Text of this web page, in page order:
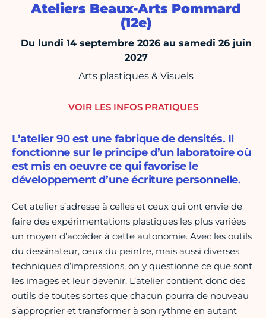
Ateliers Beaux-Arts Pommard
(12e)
Du lundi 14 septembre 2026 au samedi 26 juin
2027
Arts plastiques & Visuels
L’atelier 90 est une fabrique de densités. Il
fonctionne sur le principe d’un laboratoire où
est mis en oeuvre ce qui favorise le
développement d’une écriture personnelle.
Cet atelier s’adresse à celles et ceux qui ont envie de
faire des expérimentations plastiques les plus variées
un moyen d’accéder à cette autonomie. Avec les outils
du dessinateur, ceux du peintre, mais aussi diverses
techniques d’impressions, on y questionne ce que sont
les images et leur devenir. L’atelier contient donc des
outils de toutes sortes que chacun pourra de nouveau
s’approprier et transformer à son rythme en autant
VOIR LES INFOS PRATIQUES